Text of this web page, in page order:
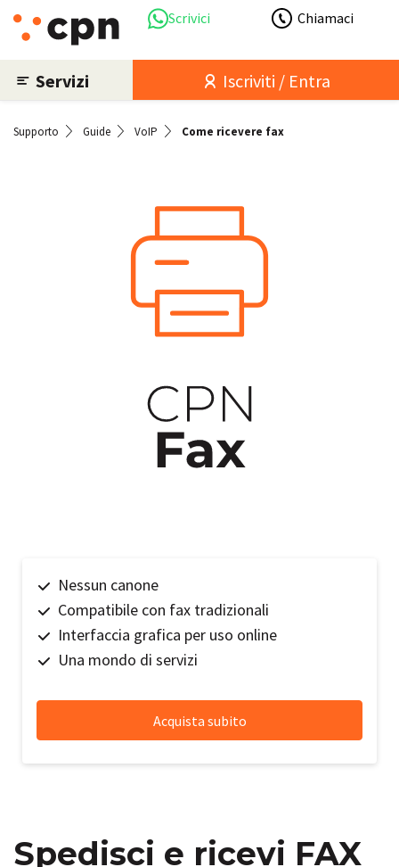
Scrivici Chiamaci
Servizi Iscriviti / Entra
Supporto Guide VoIP Come ricevere fax
Nessun canone
Compatibile con fax tradizionali
Interfaccia grafica per uso online
Una mondo di servizi
Spedisci e ricevi FAX